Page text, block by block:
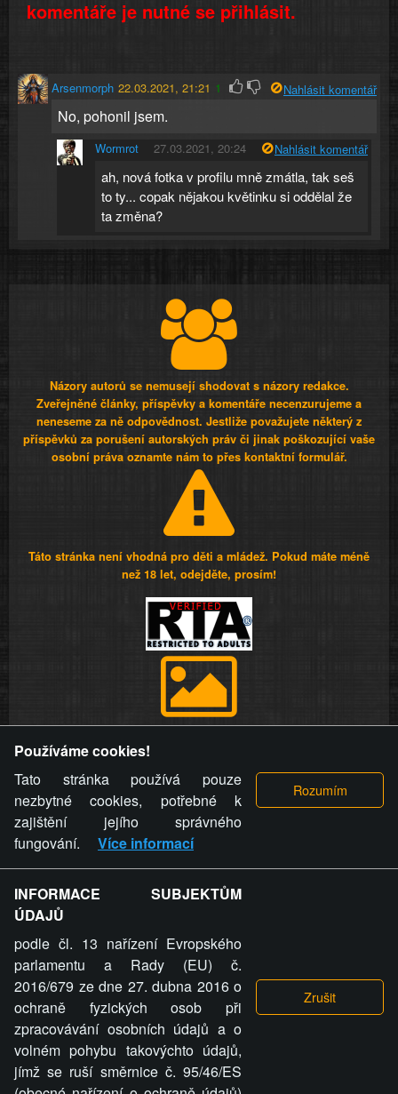
komentáře je nutné se přihlásit.
Arsenmorph 22.03.2021, 21:21 1 Nahlásit komentář
No, pohonil jsem.
Wormrot 27.03.2021, 20:24 Nahlásit komentář
ah, nová fotka v profilu mně zmátla, tak seš
to ty... copak nějakou květinku si oddělal že
ta změna?
Názory autorů se nemusejí shodovat s názory redakce.
Zveřejněné články, příspěvky a komentáře necenzurujeme a
neneseme za ně odpovědnost. Jestliže považujete některý z
příspěvků za porušení autorských práv či jinak poškozující vaše
osobní práva oznamte nám to přes kontaktní formulář.
Táto stránka není vhodná pro děti a mládež. Pokud máte méně
než 18 let, odejděte, prosím!
videa a komentáře. Osoba, které se toto opatření provozovatele
stránky týče, ani osoba, která umístila fotografii nebo video na
stránku, nemůže z důvodu odstranění fotografie, videa nebo
komentáře pro výše uvedenou okolnost uplatnit vůči
provozovateli stránky žádný nárok na náhradu škody nebo
nemajetkové újmy.
ZVRÁCENÝ.CZ - Svět není zvrácenej. To jen
ty lidi...
ZVRÁCENÝ.CZ
PRAVIDLA A PODMÍNKY GDPR
Používáme cookies!
Tato stránka používá pouze
nezbytné cookies, potřebné k
zajištění jejího správného
fungování.
Více informací
INFORMACE SUBJEKTŮM
ÚDAJŮ
podle čl. 13 nařízení Evropského
parlamentu a Rady (EU) č.
2016/679 ze dne 27. dubna 2016 o
ochraně fyzických osob při
zpracovávání osobních údajů a o
volném pohybu takovýchto údajů,
jímž se ruší směrnice č. 95/46/ES